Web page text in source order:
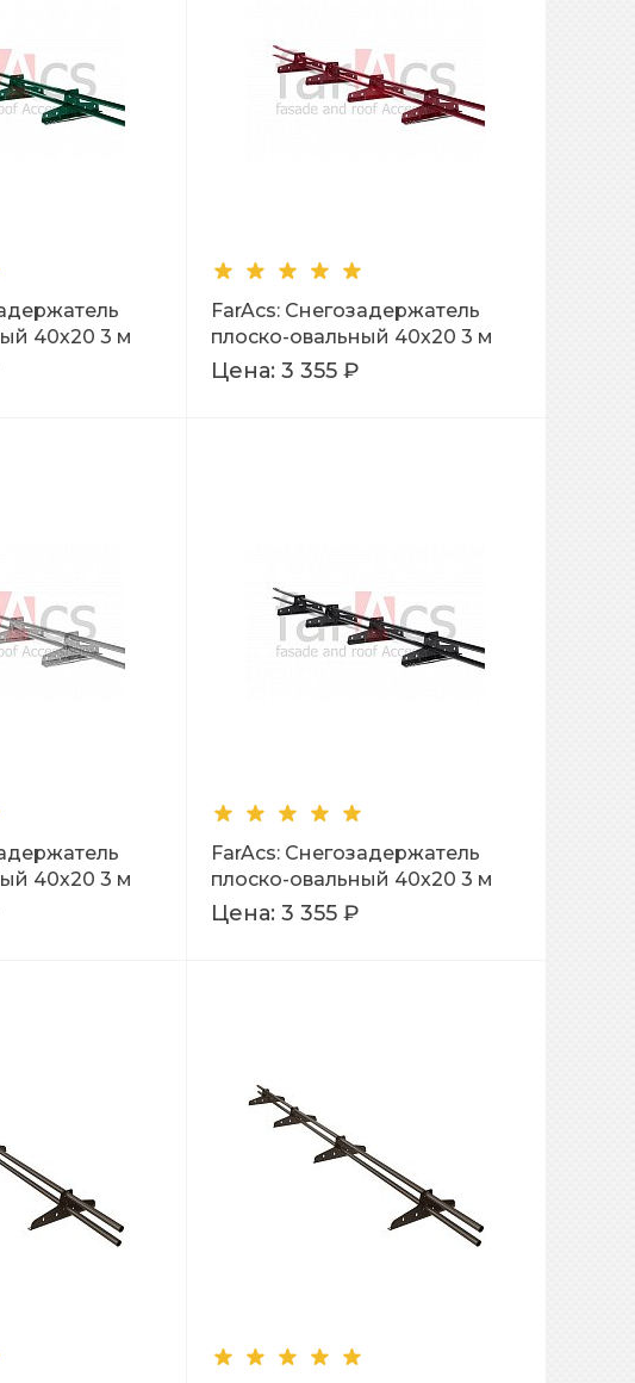
40х20 3 м
FarAcs: Снегозадержатель
плоско-овальный 40х20 3 м
Ral 3005
Цена: 3 355 ₽
40х20 3 м
FarAcs: Снегозадержатель
плоско-овальный 40х20 3 м
Ral 9005
Цена: 3 355 ₽